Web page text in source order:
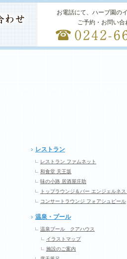
お電話にて、ハーブ園の
ご予約・お問い
レストラン
レストラン ファムネット
和食堂 天王坂
味の小路 居酒屋庄助
トップラウンジ＆バー エンジェルネス
コンサートラウンジ フォアシュピール
温泉・プール
温泉プール クアハウス
イラストマップ
施設のご案内